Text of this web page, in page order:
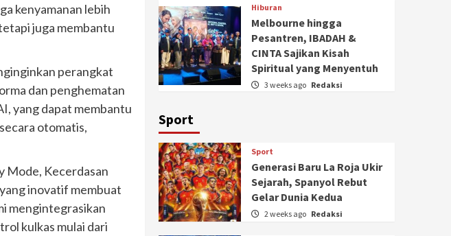
kenyamanan lebih
juga membantu
perangkat
dan penghematan
yang dapat membantu
otomatis,
Mode, Kecerdasan
inovatif membuat
mengintegrasikan
kulkas mulai dari
Hiburan
Melbourne hingga
Pesantren, IBADAH &
CINTA Sajikan Kisah
Spiritual yang Menyentuh
3 weeks ago Redaksi
Sport
Sport
Generasi Baru La Roja Ukir
Sejarah, Spanyol Rebut
Gelar Dunia Kedua
2 weeks ago Redaksi